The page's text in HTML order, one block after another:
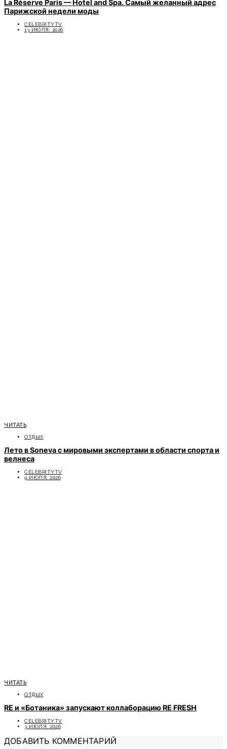
La Réserve Paris — Hotel and Spa. Самый желанный адрес
Парижской недели моды
CELEBRITYTV
13 ИЮЛЯ, 2026
ЧИТАТЬ
ОТДЫХ
Лето в Soneva с мировыми экспертами в области спорта и
велнеса
CELEBRITYTV
9 ИЮЛЯ, 2026
ЧИТАТЬ
ОТДЫХ
RE и «Ботаника» запускают коллаборацию RE FRESH
CELEBRITYTV
3 ИЮЛЯ, 2026
ДОБАВИТЬ КОММЕНТАРИЙ